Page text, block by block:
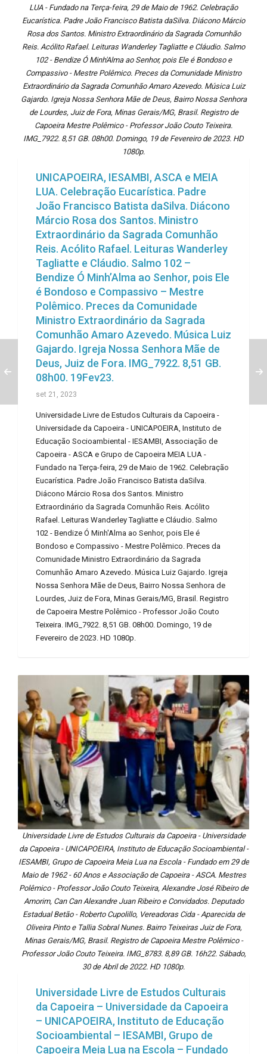
LUA - Fundado na Terça-feira, 29 de Maio de 1962. Celebração
Eucarística. Padre João Francisco Batista daSilva. Diácono Márcio
Rosa dos Santos. Ministro Extraordinário da Sagrada Comunhão
Reis. Acólito Rafael. Leituras Wanderley Tagliatte e Cláudio. Salmo
102 - Bendize Ó Minh'Alma ao Senhor, pois Ele é Bondoso e
Compassivo - Mestre Polêmico. Preces da Comunidade Ministro
Extraordinário da Sagrada Comunhão Amaro Azevedo. Música Luiz
Gajardo. Igreja Nossa Senhora Mãe de Deus, Bairro Nossa Senhora
de Lourdes, Juiz de Fora, Minas Gerais/MG, Brasil. Registro de
Capoeira Mestre Polêmico - Professor João Couto Teixeira.
IMG_7922. 8,51 GB. 08h00. Domingo, 19 de Fevereiro de 2023. HD
1080p.
UNICAPOEIRA, IESAMBI, ASCA e MEIA
LUA. Celebração Eucarística. Padre
João Francisco Batista daSilva. Diácono
Márcio Rosa dos Santos. Ministro
Extraordinário da Sagrada Comunhão
Reis. Acólito Rafael. Leituras Wanderley
Tagliatte e Cláudio. Salmo 102 –
Bendize Ó Minh’Alma ao Senhor, pois Ele
é Bondoso e Compassivo – Mestre
Polêmico. Preces da Comunidade
Ministro Extraordinário da Sagrada
Comunhão Amaro Azevedo. Música Luiz
Gajardo. Igreja Nossa Senhora Mãe de
Deus, Juiz de Fora. IMG_7922. 8,51 GB.
08h00. 19Fev23.
set 21, 2023
Universidade Livre de Estudos Culturais da Capoeira -
Universidade da Capoeira - UNICAPOEIRA, Instituto de
Educação Socioambiental - IESAMBI, Associação de
Capoeira - ASCA e Grupo de Capoeira MEIA LUA -
Fundado na Terça-feira, 29 de Maio de 1962. Celebração
Eucarística. Padre João Francisco Batista daSilva.
Diácono Márcio Rosa dos Santos. Ministro
Extraordinário da Sagrada Comunhão Reis. Acólito
Rafael. Leituras Wanderley Tagliatte e Cláudio. Salmo
102 - Bendize Ó Minh'Alma ao Senhor, pois Ele é
Bondoso e Compassivo - Mestre Polêmico. Preces da
Comunidade Ministro Extraordinário da Sagrada
Comunhão Amaro Azevedo. Música Luiz Gajardo. Igreja
Nossa Senhora Mãe de Deus, Bairro Nossa Senhora de
Lourdes, Juiz de Fora, Minas Gerais/MG, Brasil. Registro
de Capoeira Mestre Polêmico - Professor João Couto
Teixeira. IMG_7922. 8,51 GB. 08h00. Domingo, 19 de
Fevereiro de 2023. HD 1080p.
Universidade Livre de Estudos Culturais da Capoeira - Universidade
da Capoeira - UNICAPOEIRA, Instituto de Educação Socioambiental -
IESAMBI, Grupo de Capoeira Meia Lua na Escola - Fundado em 29 de
Maio de 1962 - 60 Anos e Associação de Capoeira - ASCA. Mestres
Polêmico - Professor João Couto Teixeira, Alexandre José Ribeiro de
Amorim, Can Can Alexandre Juan Ribeiro e Convidados. Deputado
Estadual Betão - Roberto Cupolillo, Vereadoras Cida - Aparecida de
Oliveira Pinto e Tallia Sobral Nunes. Bairro Teixeiras Juiz de Fora,
Minas Gerais/MG, Brasil. Registro de Capoeira Mestre Polêmico -
Professor João Couto Teixeira. IMG_8783. 8,89 GB. 16h22. Sábado,
30 de Abril de 2022. HD 1080p.
Universidade Livre de Estudos Culturais
da Capoeira – Universidade da Capoeira
– UNICAPOEIRA, Instituto de Educação
Socioambiental – IESAMBI, Grupo de
Capoeira Meia Lua na Escola – Fundado